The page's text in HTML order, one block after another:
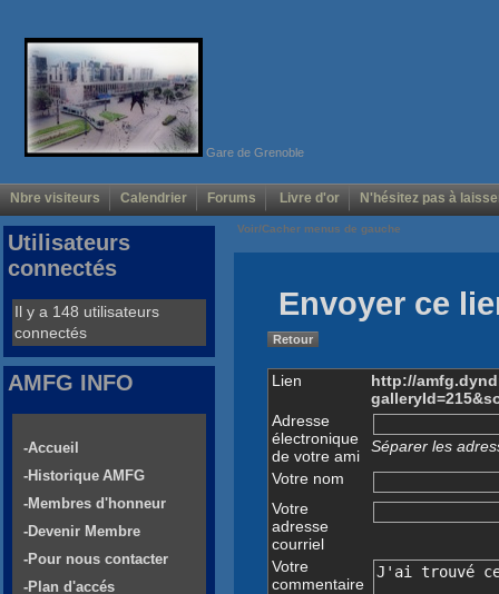
Gare de Grenoble
Nbre visiteurs Calendrier Forums Livre d'or N'hésitez pas à
Voir/Cacher menus de gauche
Envoyer ce
Retour
Lien
http://
Adresse
électronique
de votre ami
Séparer les
Votre nom
Votre
adresse
courriel
Votre
commentaire
Utilisateurs
connectés
Il y a 148 utilisateurs
connectés
AMFG INFO
-Accueil
-Historique AMFG
-Membres d'honneur
-Devenir Membre
-Pour nous contacter
-Plan d'accés